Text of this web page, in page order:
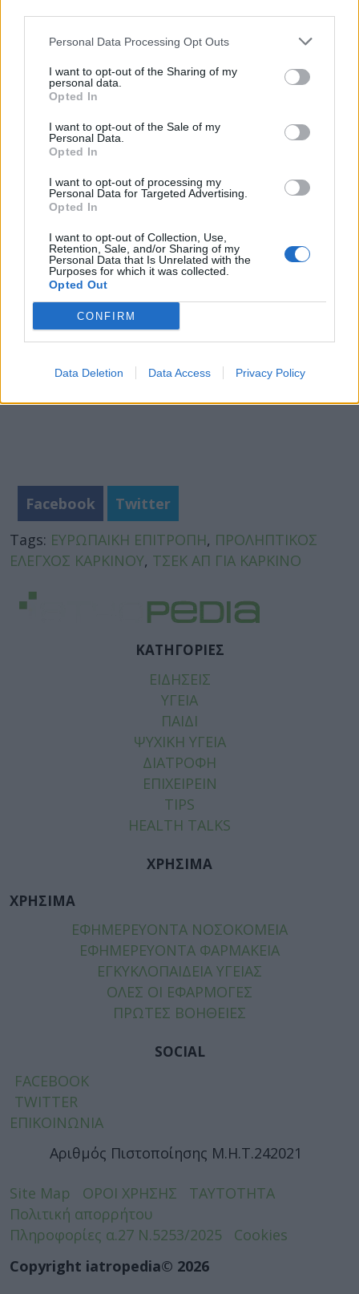
Personal Data Processing Opt Outs
I want to opt-out of the Sharing of my
personal data.
Opted In
I want to opt-out of the Sale of my
Personal Data.
Opted In
I want to opt-out of processing my
Personal Data for Targeted Advertising.
Opted In
I want to opt-out of Collection, Use,
Retention, Sale, and/or Sharing of my
Personal Data that Is Unrelated with the
Purposes for which it was collected.
Opted Out
CONFIRM
Data Deletion Data Access Privacy Policy
αντιπροσωπεύουν το 55% των νέων
περιστατικών που διαγιγνώσκονται ετησίως
στην ΕΕ.
Οι νέες οδηγίες βασίζονται στα επιστημονικά
δεδομένα και την αριστεία που επετεύχθη στην
υπογράμμισε. «Με την εφαρμογή τους σε όλη την ΕΕ
θα αναπληρώσουμε το κενό που είχε ο κορωνοϊός
στην διάγνωση και τη φροντίδα του καρκίνου
Φωτογραφία: iStock
Facebook
Twitter
Tags: ΕΥΡΩΠΑΙΚΗ ΕΠΙΤΡΟΠΗ, ΠΡΟΛΗΠΤΙΚΟΣ
ΕΛΕΓΧΟΣ ΚΑΡΚΙΝΟΥ, ΤΣΕΚ ΑΠ ΓΙΑ ΚΑΡΚΙΝΟ
ΚΑΤΗΓΟΡΙΕΣ
ΕΙΔΗΣΕΙΣ
ΥΓΕΙΑ
ΠΑΙΔΙ
ΨΥΧΙΚΗ ΥΓΕΙΑ
ΔΙΑΤΡΟΦΗ
ΕΠΙΧΕΙΡΕΙΝ
TIPS
HEALTH TALKS
ΧΡΗΣΙΜΑ
ΧΡΗΣΙΜΑ
ΕΦΗΜΕΡΕΥΟΝΤΑ ΝΟΣΟΚΟΜΕΙΑ
ΕΦΗΜΕΡΕΥΟΝΤΑ ΦΑΡΜΑΚΕΙΑ
ΕΓΚΥΚΛΟΠΑΙΔΕΙΑ ΥΓΕΙΑΣ
ΟΛΕΣ ΟΙ ΕΦΑΡΜΟΓΕΣ
ΠΡΩΤΕΣ ΒΟΗΘΕΙΕΣ
SOCIAL
FACEBOOK
TWITTER
ΕΠΙΚΟΙΝΩΝΙΑ
Αριθμός Πιστοποίησης Μ.Η.Τ.242021
Site Map ΟΡΟΙ ΧΡΗΣΗΣ
ΤΑΥΤΟΤΗΤΑ
Πολιτική απορρήτου
Πληροφορίες α.27 Ν.5253/2025
Cookies
Copyright iatropedia© 2026